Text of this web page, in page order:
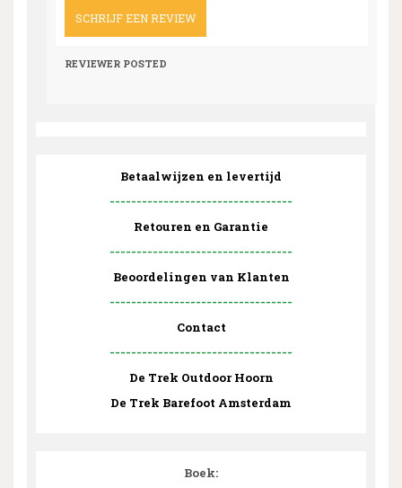
SCHRIJF EEN REVIEW
REVIEWER POSTED
Betaalwijzen en levertijd
----------------------------------
Retouren en Garantie
----------------------------------
Beoordelingen van Klanten
----------------------------------
Contact
----------------------------------
De Trek Outdoor Hoorn
De Trek Barefoot Amsterdam
Boek: